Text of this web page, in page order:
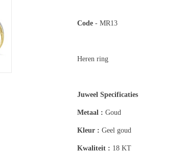
Code - MR13
Heren ring
Juweel Specificaties
Metaal :
Kleur : Geel
Kwaliteit : 18